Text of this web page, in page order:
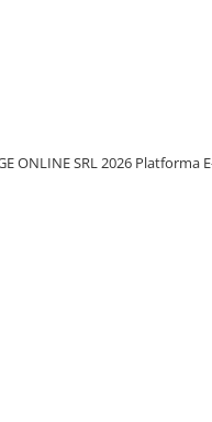
ONLINE SRL 2026 Platforma